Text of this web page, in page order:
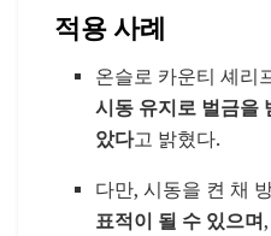
적용 사례
온슬로 카운티 셰리
시동 유지로 벌금을
았다고 밝혔다.
다만, 시동을 켠 채
표적이 될 수 있으며